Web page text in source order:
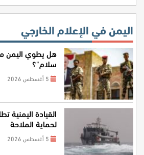
اليمن في الإعلام الخارجي
هل يطوي اليمن
سلام"؟
القيادة اليمنية
لحماية الملاحة